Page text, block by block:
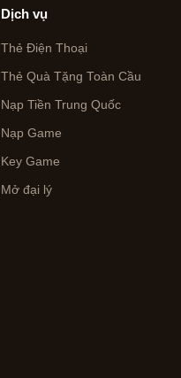
Dịch vụ
Thẻ Điện Thoại
Thẻ Quà Tặng Toàn Cầu
Nạp Tiền Trung Quốc
Nạp Game
Key Game
Mở đại lý